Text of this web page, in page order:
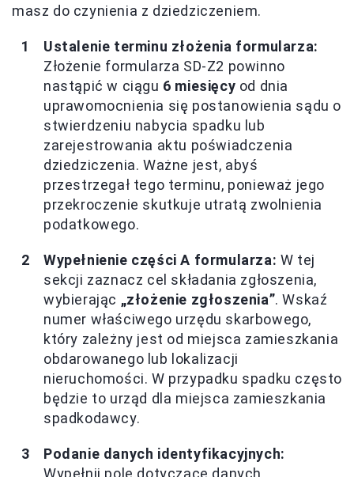
masz do czynienia z dziedziczeniem.
Ustalenie terminu złożenia formularza:
Złożenie formularza SD-Z2 powinno
nastąpić w ciągu 6 miesięcy od dnia
uprawomocnienia się postanowienia sądu o
stwierdzeniu nabycia spadku lub
zarejestrowania aktu poświadczenia
dziedziczenia. Ważne jest, abyś
przestrzegał tego terminu, ponieważ jego
przekroczenie skutkuje utratą zwolnienia
podatkowego.
Wypełnienie części A formularza: W tej
sekcji zaznacz cel składania zgłoszenia,
wybierając „złożenie zgłoszenia”. Wskaź
numer właściwego urzędu skarbowego,
który zależny jest od miejsca zamieszkania
obdarowanego lub lokalizacji
nieruchomości. W przypadku spadku często
będzie to urząd dla miejsca zamieszkania
spadkodawcy.
Podanie danych identyfikacyjnych:
Wypełnij pole dotyczące danych